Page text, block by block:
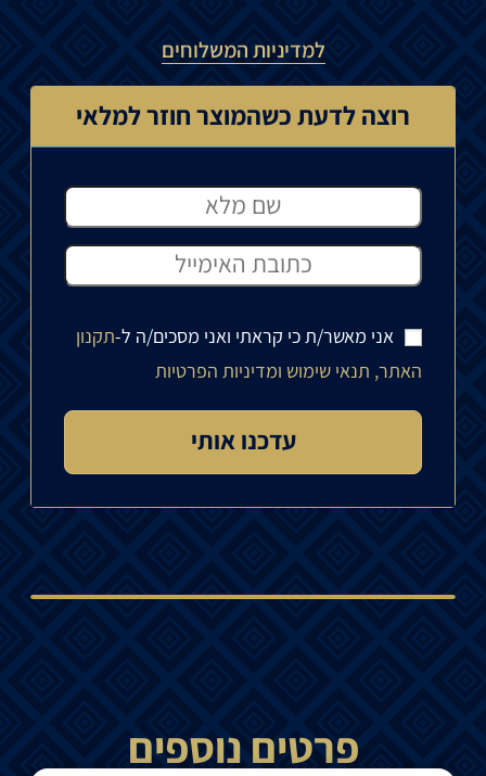
למדיניות המשלוחים
רוצה לדעת כשהמוצר חוזר למלאי
אני מאשר/ת כי קראתי ואני מסכים/ה ל-תקנון
האתר, תנאי שימוש ומדיניות הפרטיות
פרטים נוספים